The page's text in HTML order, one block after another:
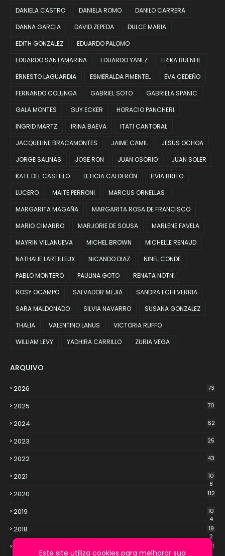
DANIELA CASTRO
DANIELA ROMO
DANILO CARRERA
DANNA GARCIA
DAVID ZEPEDA
DULCE MARIA
EDITH GONZALEZ
EDUARDO PALOMO
EDUARDO SANTAMARINA
EDUARDO YANEZ
ERIKA BUENFIL
ERNESTO LAGUARDIA
ESMERALDA PIMENTEL
EVA CEDEÑO
FERNANDO COLUNGA
GABRIEL SOTO
GABRIELA SPANIC
GALA MONTES
GUY ECKER
HORACIO PANCHERI
INGRID MARTZ
IRINA BAEVA
ITATI CANTORAL
JACQUELINE BRACAMONTES
JAIME CAMIL
JESUS OCHOA
JORGE SALINAS
JOSE RON JUAN OSORIO
JUAN SOLER
KATE DEL CASTILLO
LETICIA CALDERÓN
LIVIA BRITO
LUCERO
MAITE PERRONI
MARCUS ORNELLAS
MARGARITA MAGAÑA
MARGARITA ROSA DE FRANCISCO
MARIO CIMARRO
MARJORIE DE SOUSA
MARLENE FAVELA
MAYRIN VILLANUEVA
MICHEL BROWN
MICHELLE RENAUD
NATHALIE LARTILLEUX
NICANDO DIAZ
NINEL CONDE
PABLO MONTERO
PAULINA GOTO
RENATA NOTNI
ROSY OCAMPO
SALVADOR MEJIA
SANDRA ECHEVERRIA
SARA MALDONADO
SILVIA NAVARRO
SUSANA GONZALEZ
THALIA
VALENTINO LANUS
VICTORIA RUFFO
WILLIAM LEVY
YADHIRA CARRILLO ZURIA VEGA
ARQUIVO
2026 73
2025 70
2024 62
2023 25
2022 43
2021
10
8
2020 112
2019
10
4
2018
19
2
21
3
Este site utiliza cookies para melhorar sua